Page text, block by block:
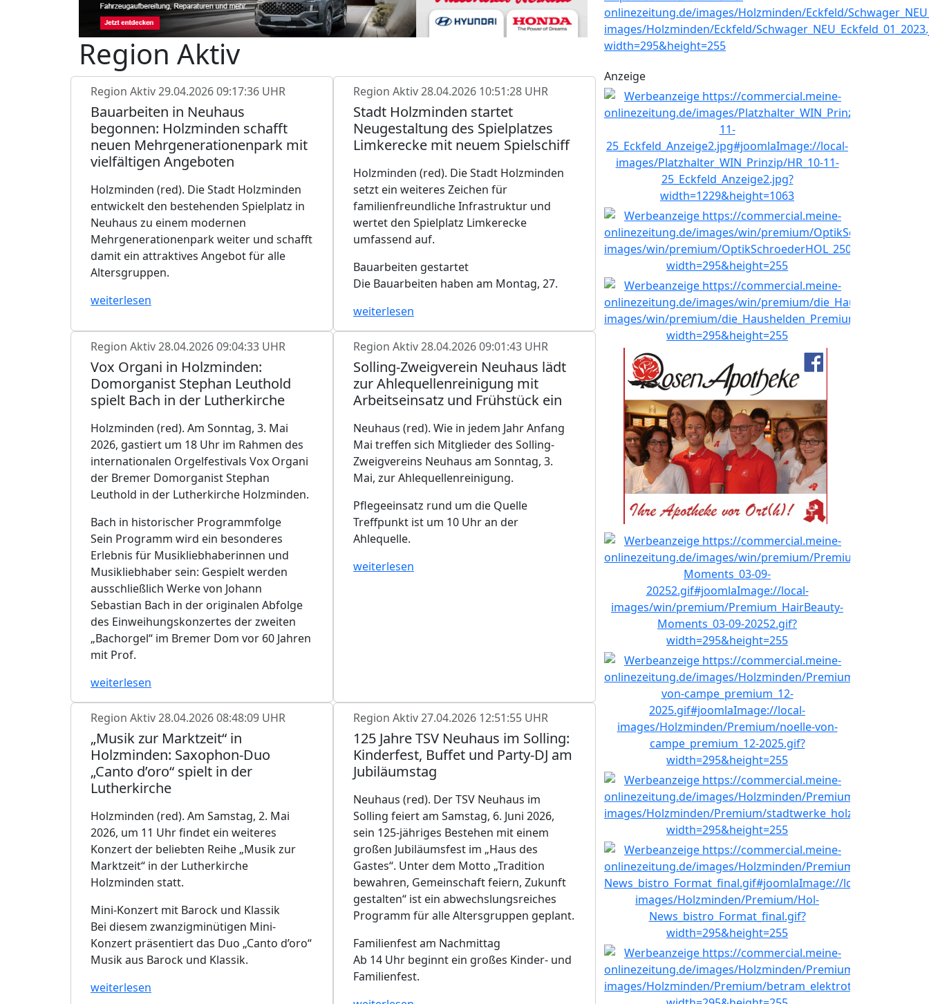
Region Aktiv
Region Aktiv29.04.2026 09:17:36 UHR
Bauarbeiten in Neuhaus
begonnen: Holzminden schafft
neuen Mehrgenerationenpark mit
vielfältigen Angeboten
Holzminden (red). Die Stadt Holzminden
entwickelt den bestehenden Spielplatz in
Neuhaus zu einem modernen
Mehrgenerationenpark weiter und schafft
damit ein attraktives Angebot für alle
Altersgruppen.
weiterlesen
Region Aktiv28.04.2026 10:51:28 UHR
Stadt Holzminden startet
Neugestaltung des Spielplatzes
Limkerecke mit neuem Spielschiff
Holzminden (red). Die Stadt Holzminden
setzt ein weiteres Zeichen für
familienfreundliche Infrastruktur und
wertet den Spielplatz Limkerecke
umfassend auf.
Bauarbeiten gestartet
Die Bauarbeiten haben am Montag, 27.
weiterlesen
Region Aktiv28.04.2026 09:04:33 UHR
Vox Organi in Holzminden:
Domorganist Stephan Leuthold
spielt Bach in der Lutherkirche
Holzminden (red). Am Sonntag, 3. Mai
2026, gastiert um 18 Uhr im Rahmen des
internationalen Orgelfestivals Vox Organi
der Bremer Domorganist Stephan
Leuthold in der Lutherkirche Holzminden.
Bach in historischer Programmfolge
Sein Programm wird ein besonderes
Erlebnis für Musikliebhaberinnen und
Musikliebhaber sein: Gespielt werden
ausschließlich Werke von Johann
Sebastian Bach in der originalen Abfolge
des Einweihungskonzertes der zweiten
„Bachorgel“ im Bremer Dom vor 60 Jahren
mit Prof.
weiterlesen
Region Aktiv28.04.2026 09:01:43 UHR
Solling-Zweigverein Neuhaus lädt
zur Ahlequellenreinigung mit
Arbeitseinsatz und Frühstück ein
Neuhaus (red). Wie in jedem Jahr Anfang
Mai treffen sich Mitglieder des Solling-
Zweigvereins Neuhaus am Sonntag, 3.
Mai, zur Ahlequellenreinigung.
Pflegeeinsatz rund um die Quelle
Treffpunkt ist um 10 Uhr an der
Ahlequelle.
weiterlesen
Region Aktiv28.04.2026 08:48:09 UHR
„Musik zur Marktzeit“ in
Holzminden: Saxophon-Duo
„Canto d’oro“ spielt in der
Lutherkirche
Holzminden (red). Am Samstag, 2. Mai
2026, um 11 Uhr findet ein weiteres
Konzert der beliebten Reihe „Musik zur
Marktzeit“ in der Lutherkirche
Holzminden statt.
Mini-Konzert mit Barock und Klassik
Bei diesem zwanzigminütigen Mini-
Konzert präsentiert das Duo „Canto d’oro“
Musik aus Barock und Klassik.
weiterlesen
Region Aktiv27.04.2026 12:51:55 UHR
125 Jahre TSV Neuhaus im Solling:
Kinderfest, Buffet und Party-DJ am
Jubiläumstag
Neuhaus (red). Der TSV Neuhaus im
Solling feiert am Samstag, 6. Juni 2026,
sein 125-jähriges Bestehen mit einem
großen Jubiläumsfest im „Haus des
Gastes“. Unter dem Motto „Tradition
bewahren, Gemeinschaft feiern, Zukunft
gestalten“ ist ein abwechslungsreiches
Programm für alle Altersgruppen geplant.
Familienfest am Nachmittag
Ab 14 Uhr beginnt ein großes Kinder- und
Familienfest.
Anzeige